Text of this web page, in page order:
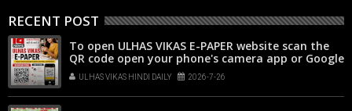
RECENT POST
To open ULHAS VIKAS E-PAPER website scan the
QR code open your phone's camera app or Google
Lens, point it at the code, and tap the web link
popup that appears on your screen
ULHAS VIKAS HINDI DAILY 2026-7-26